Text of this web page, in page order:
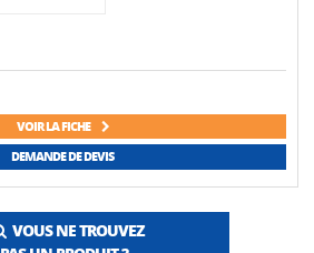
VOIR LA FICHE
DEMANDE DE DEVIS
VOUS NE TROUVEZ